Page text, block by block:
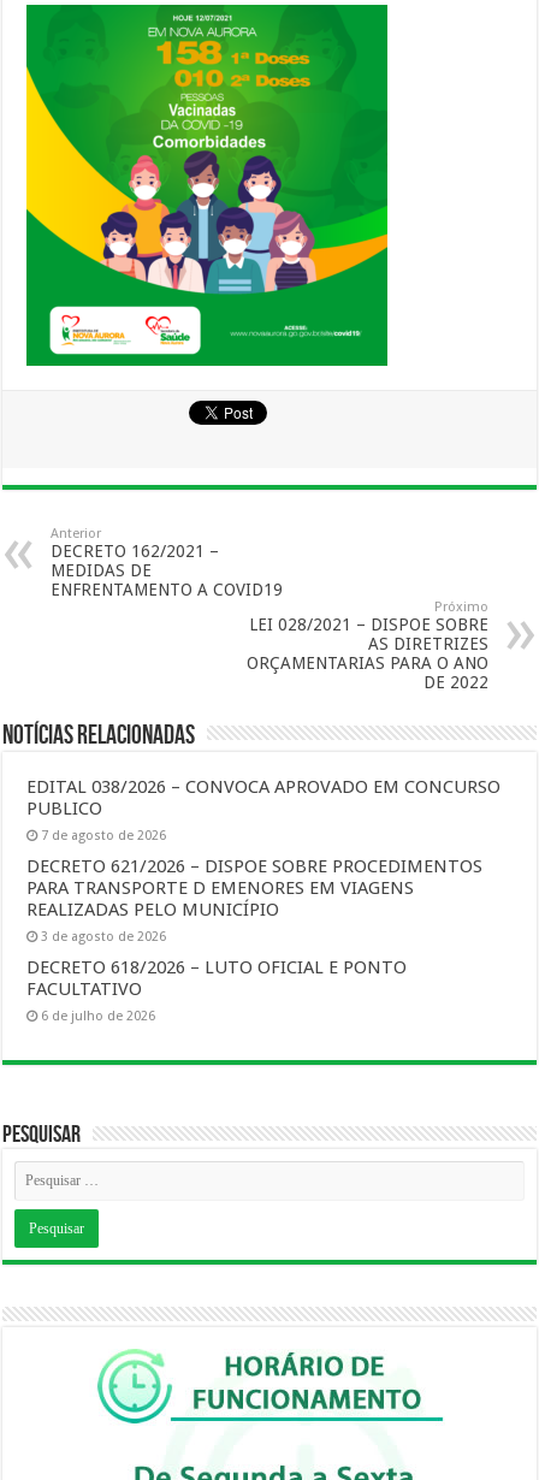
Anterior
DECRETO 162/2021 –
MEDIDAS DE
ENFRENTAMENTO A COVID19
Próximo
LEI 028/2021 – DISPOE SOBRE
AS DIRETRIZES
ORÇAMENTARIAS PARA O ANO
DE 2022
Notícias Relacionadas
EDITAL 038/2026 – CONVOCA APROVADO EM CONCURSO
PUBLICO
7 de agosto de 2026
DECRETO 621/2026 – DISPOE SOBRE PROCEDIMENTOS
PARA TRANSPORTE D EMENORES EM VIAGENS
REALIZADAS PELO MUNICÍPIO
3 de agosto de 2026
DECRETO 618/2026 – LUTO OFICIAL E PONTO
FACULTATIVO
6 de julho de 2026
Pesquisar